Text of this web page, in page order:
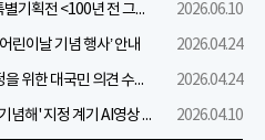
[전시] 6.10만세운동 100주년 기념 특별기획전 <100년 전 그날을 보다: 6.10만세운동>
2026.06.10
린이날 기념 행사’ 안내
2026.04.24
[전시] 제7관 내 주제전시실 명칭 선정을 위한 대국민 의견 수렴 실시
2026.04.24
[전시] '김구 탄생 150주년 유네스코 기념해' 지정 계기 AI영상 국민공모 개최 안내
2026.04.10